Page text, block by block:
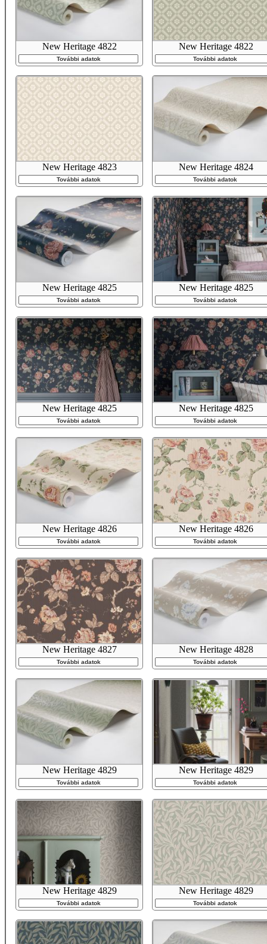
New Heritage 4822
További adatok
New Heritage 4822
További adatok
New Heritage 4823
További adatok
New Heritage 4824
További adatok
New Heritage 4825
További adatok
New Heritage 4825
További adatok
New Heritage 4825
További adatok
New Heritage 4825
További adatok
New Heritage 4826
További adatok
New Heritage 4826
További adatok
New Heritage 4827
További adatok
New Heritage 4828
További adatok
New Heritage 4829
További adatok
New Heritage 4829
További adatok
New Heritage 4829
További adatok
New Heritage 4829
További adatok